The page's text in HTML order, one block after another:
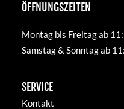
ÖFFNUNGSZEITEN
Montag bis Freitag ab
Samstag & Sonntag ab
SERVICE
Kontakt